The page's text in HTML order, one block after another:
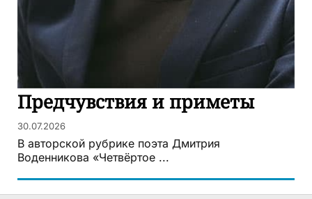
Предчувствия и приметы
30.07.2026
В авторской рубрике поэта Дмитрия
Воденникова «Четвёртое ...